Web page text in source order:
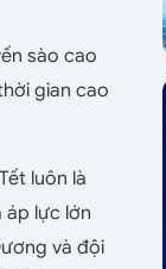
sào cao
gian cao
luôn là
áp lực lớn
và đội